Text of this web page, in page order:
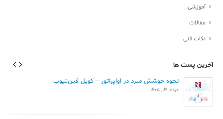
آموزشی
مقالات
نکات فنی
آخرین پست ها
نحوه جوشش مبرد در اواپراتور – کویل فین‌تیوب
مرداد 13, 1405